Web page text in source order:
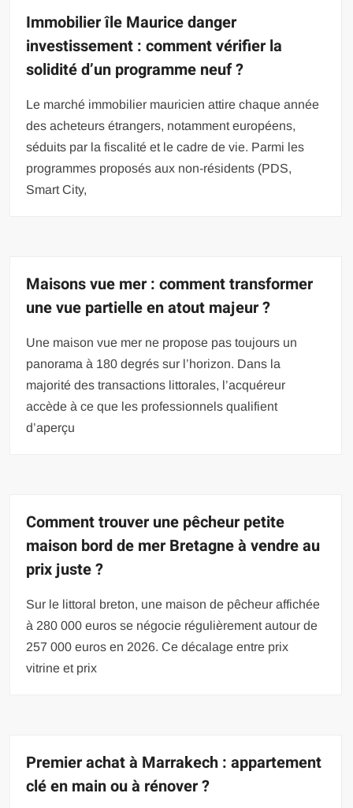
Immobilier île Maurice danger
investissement : comment vérifier la
solidité d’un programme neuf ?
Le marché immobilier mauricien attire chaque année
des acheteurs étrangers, notamment européens,
séduits par la fiscalité et le cadre de vie. Parmi les
programmes proposés aux non-résidents (PDS,
Smart City,
Maisons vue mer : comment transformer
une vue partielle en atout majeur ?
Une maison vue mer ne propose pas toujours un
panorama à 180 degrés sur l’horizon. Dans la
majorité des transactions littorales, l’acquéreur
accède à ce que les professionnels qualifient
d’aperçu
Comment trouver une pêcheur petite
maison bord de mer Bretagne à vendre au
prix juste ?
Sur le littoral breton, une maison de pêcheur affichée
à 280 000 euros se négocie régulièrement autour de
257 000 euros en 2026. Ce décalage entre prix
vitrine et prix
Premier achat à Marrakech : appartement
clé en main ou à rénover ?